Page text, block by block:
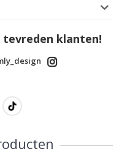
tevreden klanten!